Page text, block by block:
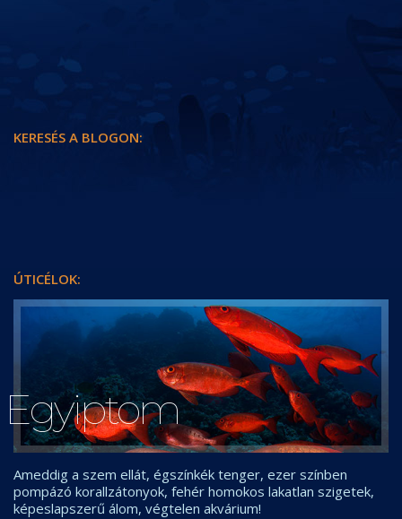
ÚTI BESZÁMOLÓK
KERESÉS A BLOGON:
ÚTICÉLOK:
Egyiptom
Ameddig a szem ellát, égszínkék tenger, ezer színben
pompázó korallzátonyok, fehér homokos lakatlan szigetek,
képeslapszerű álom, végtelen akvárium!